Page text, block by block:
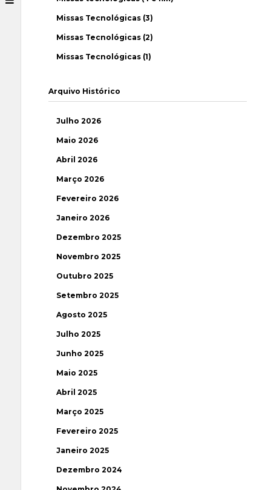
Missas Tecnológicas (3)
Missas Tecnológicas (2)
Missas Tecnológicas (1)
Arquivo Histórico
Julho 2026
Maio 2026
Abril 2026
Março 2026
Fevereiro 2026
Janeiro 2026
Dezembro 2025
Novembro 2025
Outubro 2025
Setembro 2025
Agosto 2025
Julho 2025
Junho 2025
Maio 2025
Abril 2025
Março 2025
Fevereiro 2025
Janeiro 2025
Dezembro 2024